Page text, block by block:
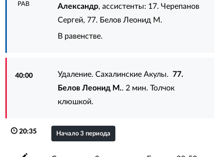
РАВ
Александр, ассистенты: 17. Черепанов
Сергей, 77. Белов Леонид М.
В равенстве.
40:00 Удаление. Сахалинские Акулы.77.
Белов Леонид М.. 2 мин. Толчок
клюшкой.
20:35 Начало 3 периода